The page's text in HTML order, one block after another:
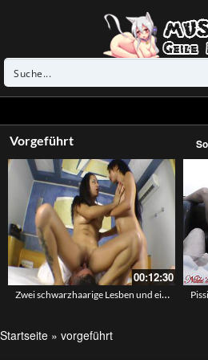
Vorgeführt
00:12:30
Zwei schwarzhaarige Lesben und ein fetter Kerl der ihre Fotzen lecken muss
Startseite » vorgeführt